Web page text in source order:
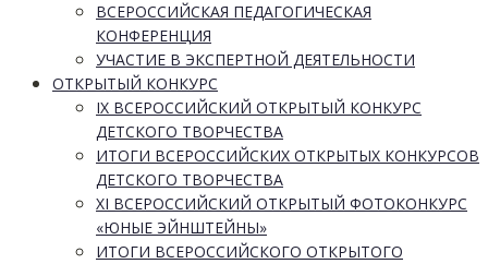
ВСЕРОССИЙСКАЯ ПЕДАГОГИЧЕСКАЯ
КОНФЕРЕНЦИЯ
УЧАСТИЕ В ЭКСПЕРТНОЙ ДЕЯТЕЛЬНОСТИ
ОТКРЫТЫЙ КОНКУРС
IX ВСЕРОССИЙСКИЙ ОТКРЫТЫЙ КОНКУРС
ДЕТСКОГО ТВОРЧЕСТВА
ИТОГИ ВСЕРОССИЙСКИХ ОТКРЫТЫХ КОНКУРСОВ
ДЕТСКОГО ТВОРЧЕСТВА
XI ВСЕРОССИЙСКИЙ ОТКРЫТЫЙ ФОТОКОНКУРС
«ЮНЫЕ ЭЙНШТЕЙНЫ»
ИТОГИ ВСЕРОССИЙСКОГО ОТКРЫТОГО